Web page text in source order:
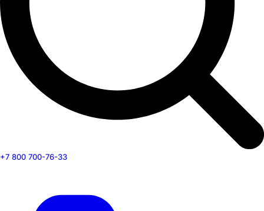
+7 800 700-76-33